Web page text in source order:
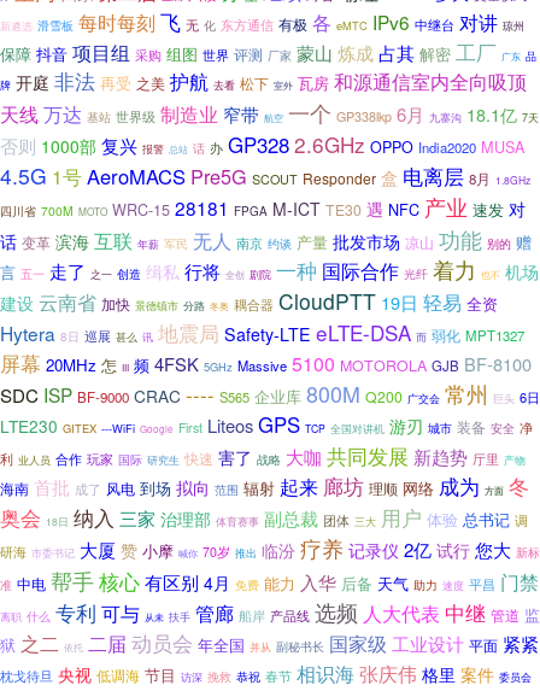
新遴选 滑雪板 每时每刻 飞 无 化 东方通信 有极 各 eMTC IPv6 中继台 对讲 琼州
保障 抖音 项目组 采购 组图 世界 评测 厂家 蒙山 炼成占其 解密 工厂 广东 品
牌 开庭 非法 再受 之美 护航 去看 松下 室外 瓦房 和源通信室内全向吸顶
天线万达 基站 世界级 制造业 窄带 航空 一个 GP338lkp 6月 九寨沟 18.1亿 7天
否则 1000部 复兴 报警 总站 话 办 GP3282.6GHz OPPO India2020 MUSA
4.5G 1号AeroMACS Pre5G SCOUT Responder 盒 电离层 8月 1.8GHz
四川省 700M MOTO WRC-15 28181 FPGA M-ICT TE30 遇 NFC 产业 速发 对
话 变革 滨海 互联 年薪 军民 无人 南京 约谈 产量 批发市场 凉山 功能 别的 赠
言 五一 走了 之一 创造 缉私 行将 全创 剧院 一种 国际合作 光纤 着力 也不 机场
建设云南省 加快 景德镇市 分路 冬奥 耦合器 CloudPTT 19日 轻易 全资
Hytera 8日 巡展 甚么 讯 地震局 Safety-LTE eLTE-DSA 而 弱化 MPT1327
屏幕 20MHz 怎 III 频 4FSK 5GHz Massive 5100 MOTOROLA GJB BF-8100
SDC ISP BF-9000 CRAC ---- S565 企业库 800M Q200 广交会 常州 巨头 6日
LTE230 GITEX ---WiFi Google First LiteosGPS TCP 全国对讲机 游刃 城市 装备 安全 净
利 业人员 合作 玩家 国际 研究生 快速 害了 战略 大咖 共同发展 新趋势 厅里 产物
海南 首批 成了 风电 到场 拟向 范围 辐射 起来 廊坊 理顺 网络 成为 方面 冬
奥会 18日 纳入 三家 治理部 体育赛事 副总裁 团体 三大 用户 体验 总书记 调
研海 市委书记 大厦 赞 小摩 喊你 70岁 推出 临汾 疗养 记录仪 2亿 试行 您大 新标
准 中电 帮手核心有区别 4月 免费 能力 入华 后备 天气 助力 速度 平昌 门禁
离职 什么 专利 可与 从未 扶手 管廊 船岸 产品线 选频 人大代表 中继 管道 监
狱 之二 依托 二届 动员会 年全国 并从 副秘书长 国家级 工业设计 平面 紧紧
枕戈待旦 央视 低调海 节目 访深 挽救 恭祝 春节 相识海张庆伟 格里 案件 委员会